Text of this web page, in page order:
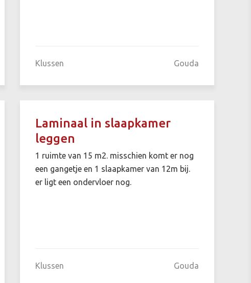
Klussen Gouda
Laminaal in slaapkamer
leggen
1 ruimte van 15 m2. misschien komt er nog
een gangetje en 1 slaapkamer van 12m bij.
er ligt een ondervloer nog.
Klussen Gouda